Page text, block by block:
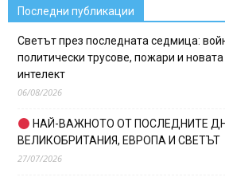
Последни публикации
Светът през последната седмица:
политически трусове, пожари и новата
интелект
06/08/2026
НАЙ-ВАЖНОТО ОТ ПОСЛЕДНИТЕ
ВЕЛИКОБРИТАНИЯ, ЕВРОПА И СВЕТЪТ
27/07/2026